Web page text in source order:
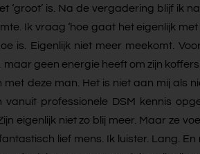
‘groot’ is. Na de vergadering blijf ik
Ik vraag ‘hoe gaat het eigenlijk
is. Eigenlijk niet meer meekomt.
geen energie heeft om zijn
deze man. Het is niet aan mij als
vanuit professionele DSM kennis
eigenlijk niet zo blij meer. Maar ze
lief mens. Ik luister. Lang.